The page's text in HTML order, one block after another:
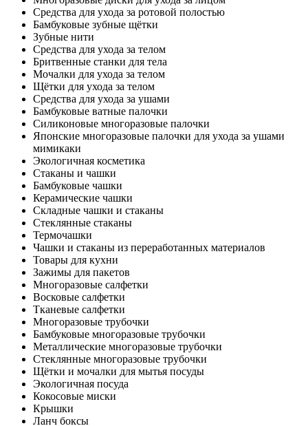
Средства для ухода за ротовой полостью
Бамбуковые зубные щётки
Зубные нити
Средства для ухода за телом
Бритвенные станки для тела
Мочалки для ухода за телом
Щётки для ухода за телом
Средства для ухода за ушами
Бамбуковые ватные палочки
Силиконовые многоразовые палочки
Японские многоразовые палочки для ухода за ушами
мимикаки
Экологичная косметика
Стаканы и чашки
Бамбуковые чашки
Керамические чашки
Складные чашки и стаканы
Стеклянные стаканы
Термочашки
Чашки и стаканы из переработанных материалов
Товары для кухни
Зажимы для пакетов
Многоразовые салфетки
Восковые салфетки
Тканевые салфетки
Многоразовые трубочки
Бамбуковые многоразовые трубочки
Металлические многоразовые трубочки
Стеклянные многоразовые трубочки
Щётки и мочалки для мытья посуды
Экологичная посуда
Кокосовые миски
Крышки
Ланч боксы